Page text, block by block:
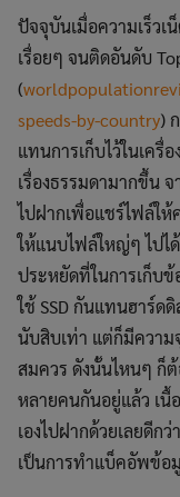
ปัจจุบันเมื่อความเร็วเ
เรื่อยๆ จนติดอันดับ
(
speeds-by-country)
แทนการเก็บไว้ในเครื่
เรื่องธรรมดามากขึ้น
ไปฝากเพื่อแชร์ไฟล์ใ
ให้แนบไฟล์ใหญ่ๆ ไปไ
ประหยัดที่ในการเก็บ
ใช้ SSD กันแทนฮาร์ด
นับสิบเท่า แต่ก็มีความ
สมควร ดังนั้นไหนๆ ก็
หลายคนกันอยู่แล้ว เนื้
เองไปฝากด้วยเลยดีกว่
เป็นการทำแบ็คอัพข้อ